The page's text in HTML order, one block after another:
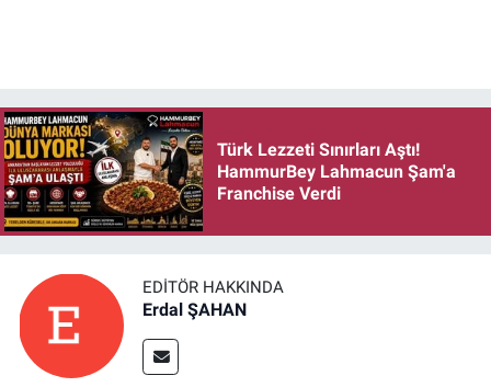
Türk Lezzeti Sınırları Aştı!
HammurBey Lahmacun Şam'a
Franchise Verdi
EDITÖR HAKKINDA
Erdal ŞAHAN